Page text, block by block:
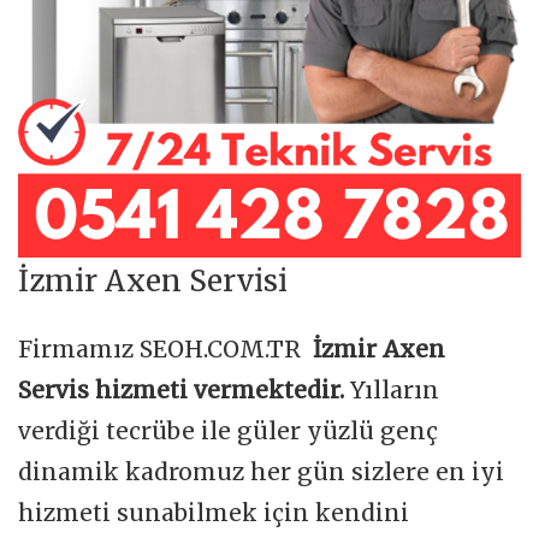
İzmir Axen Servisi
Firmamız SEOH.COM.TR İzmir Axen
Servis hizmeti vermektedir. Yılların
verdiği tecrübe ile güler yüzlü genç
dinamik kadromuz her gün sizlere en iyi
hizmeti sunabilmek için kendini